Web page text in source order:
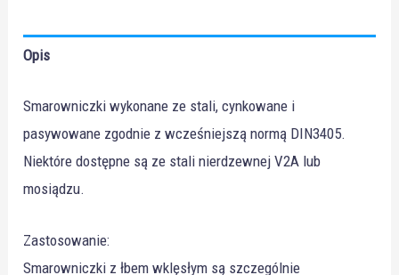
Opis
Smarowniczki wykonane ze stali, cynkowane i
pasywowane zgodnie z wcześniejszą normą DIN3405.
Niektóre dostępne są ze stali nierdzewnej V2A lub
mosiądzu.
Zastosowanie:
Smarowniczki z łbem wklęsłym są szczególnie